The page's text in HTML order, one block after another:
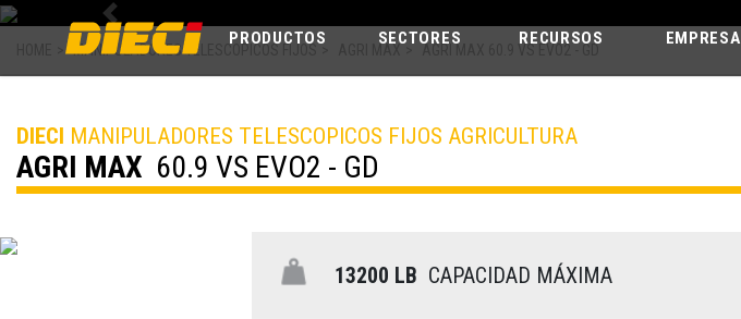
PRODUCTOS SECTORES RECURSOS EMPRESA
Previous
MANIPULADORES TELESCOPICOS FIJOS
DIECI MANIPULADORES TELESCOPICOS FIJOS AGRICULTURA
AGRI MAX 60.9 VS EVO2 - GD
13200 LB CAPACIDAD MÁXIMA